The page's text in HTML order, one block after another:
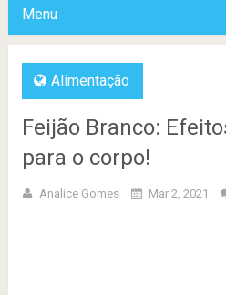
Menu
Alimentação
Feijão Branco:
para o corpo!
Analice Gomes Mar 2, 2021